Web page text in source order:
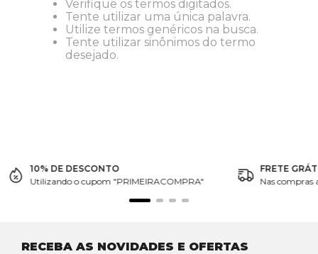
Verifique os termos digitados.
Tente utilizar uma única palavra.
Utilize termos genéricos na busca.
Tente utilizar sinônimos do termo
desejado.
10% DE DESCONTO
Utilizando o cupom "PRIMEIRACOMPRA"
FRETE
Nas compras
RECEBA AS NOVIDADES E OFERTAS